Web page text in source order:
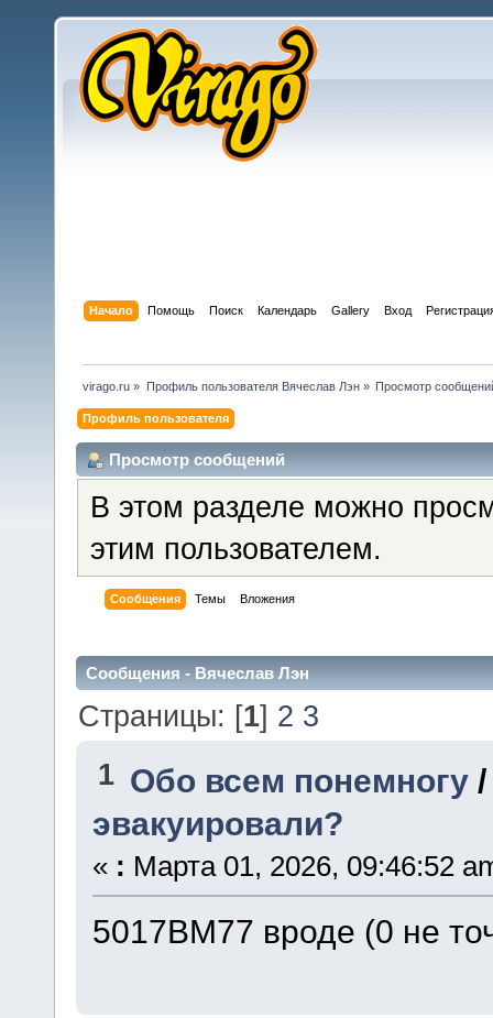
Начало Помощь Поиск Календарь Gallery Вход
virago.ru » Профиль пользователя Вячеслав Лэн» Просмотр
Профиль пользователя
Просмотр сообщений
В этом разделе можно
этим пользователем.
Сообщения Темы Вложения
Сообщения - Вячеслав Лэн
Страницы: [1] 2 3
1 Обо всем понемногу
эвакуировали?
« : Марта 01, 2026, 09:46:52
5017ВМ77 вроде (0 не